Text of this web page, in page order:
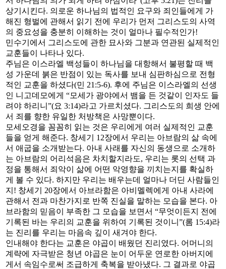
상기시킨다. 의로운 하나님의 법적인 요구와 죄인들에게 가
해진 형벌에 관해서 읽기 전에 우리가 먼저 그리스도의 사역
의 중요성을 충분히 이해하는 것이 얼마나 필수적인가!
민수기에서 그리스도에 관한 묘사와 그분과 연관된 실제적인
교훈들이 나타나 있다.
주님은 이스라엘 백성들이 하나님을 대항해서 불평할 때 백
성 가운데 붉은 반점이 있는 독사를 보내 심판하심으로 전형
적인 교훈을 하셨다(민 21:5-6). 후에 주님은 이스라엘의 선생
인 니고데모에게 “모세가 광야에서 뱀을 든 것같이 인자도 들
려야 하리니”(요 3:14)라고 가르치셨다. 그리스도의 희생 안에
서 죄를 향한 유일한 처방책은 사망뿐이다.
모세오경을 꼼꼼히 읽는 것은 우리에게 여러 실제적인 교훈
들을 얻게 해준다. 창세기 12장에서 우리는 아브람의 삶 속에
서 애굽을 소개받는다. 아내 사래를 자신의 동생으로 소개하
는 아브람의 어리석음은 차치할지라도, 우리는 롯의 선택 과
정을 통해서 죄악이 삶에 어떤 악영향을 끼치는지를 확실하
게 볼 수 있다. 하지만 우리는 배우는데 얼마나 더딘 사람들인
지! 창세기 20장에서 아브라함은 아비멜렉에게 아내 사라에
관해서 전과 마찬가지로 반쪽 진실을 말하는 모습을 본다. 아
브라함의 믿음이 부족한 그 모습을 보면서 “무엇이든지 전에
기록된 바는 우리의 교훈을 위하여 기록된 것이니”(롬 15:4)라
는 진리를 우리는 마음속 깊이 새겨야 한다.
인내해야 한다는 교훈은 야곱이 배웠던 진리였다. 어머니의
계략에 자극받은 청년 야곱은 눈이 어두운 연로한 아버지에
게서 속임수로써 조급하게 축복을 받아냈다. 그 결과로 야곱